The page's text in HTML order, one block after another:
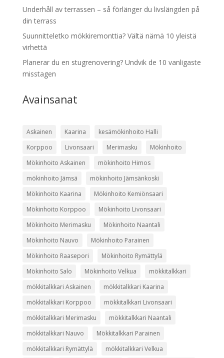
Underhåll av terrassen – så förlänger du livslängden på
din terrass
Suunnitteletko mökkiremonttia? Vältä nämä 10 yleistä
virhettä
Planerar du en stugrenovering? Undvik de 10 vanligaste
misstagen
Avainsanat
Askainen Kaarina
kesämökinhoito Halli
Korppoo
Livonsaari Merimasku
Mökinhoito
Mökinhoito Askainen
mökinhoito Himos
mökinhoito Jämsä
mökinhoito Jämsänkoski
Mökinhoito Kaarina
Mökinhoito Kemiönsaari
Mökinhoito Korppoo
Mökinhoito Livonsaari
Mökinhoito Merimasku
Mökinhoito Naantali
Mökinhoito Nauvo
Mökinhoito Parainen
Mökinhoito Raasepori
Mökinhoito Rymättylä
Mökinhoito Salo
Mökinhoito Velkua
mökkitalkkari
mökkitalkkari Askainen
mökkitalkkari Kaarina
mökkitalkkari Korppoo
mökkitalkkari Livonsaari
mökkitalkkari Merimasku
mökkitalkkari Naantali
mökkitalkkari Nauvo
Mökkitalkkari Parainen
mökkitalkkari Rymättylä
mökkitalkkari Velkua